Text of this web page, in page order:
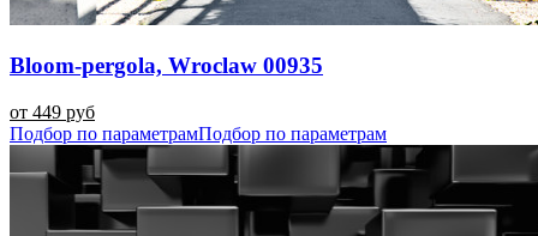
Bloom-pergola, Wroclaw 00935
от 449 руб
Подбор по параметрамПодбор по параметрам